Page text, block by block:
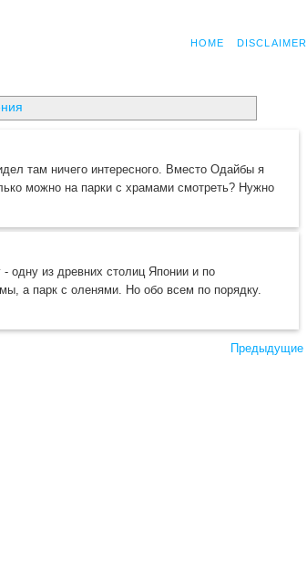
HOME DISCLAIMER
там ничего интересного. Вместо Одайбы я
можно на парки с храмами смотреть? Нужно
одну из древних столиц Японии и по
а парк с оленями. Но обо всем по порядку.
Предыдущие